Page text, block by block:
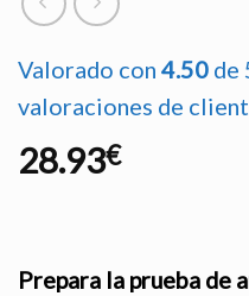
Valorado con 4.50 de
valoraciones de
28.93€
Prepara la prueba de